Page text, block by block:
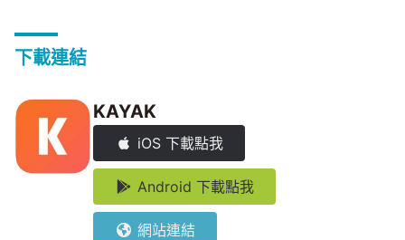
下載連結
KAYAK
iOS 下載點我
Android 下載點我
網站連結